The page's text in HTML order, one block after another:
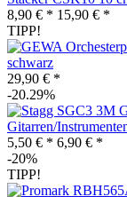
8,90 € * 15,90 € *
TIPP!
schwarz
29,90 € *
-20.29%
Gitarren/
5,50 € * 6,90 € *
-20%
TIPP!